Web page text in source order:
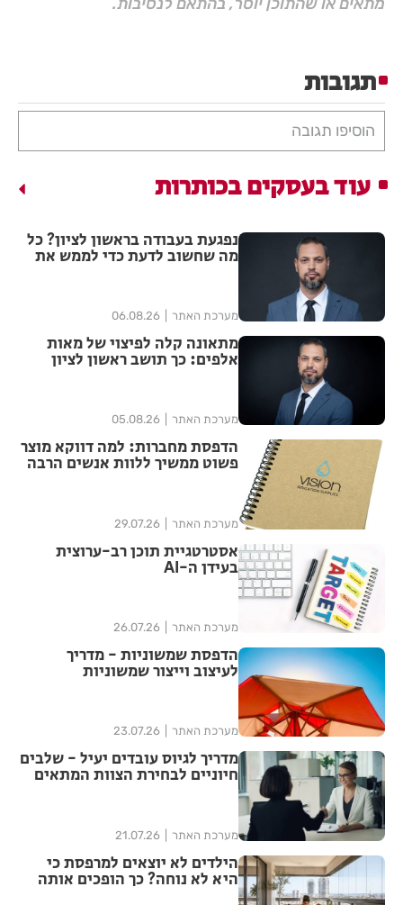
תגובות
הוסיפו תגובה
עוד בעסקים בכותרות
נפגעת בעבודה בראשון לציון? כל
מה שחשוב לדעת כדי לממש את
מערכת האתר 06.08.26
מתאונה קלה לפיצוי של מאות
אלפים: כך תושב ראשון לציון
מערכת האתר 05.08.26
הדפסת מחברות: למה דווקא מוצר
פשוט ממשיך ללוות אנשים הרבה
מערכת האתר 29.07.26
אסטרטגיית תוכן רב-ערוצית
בעידן ה-AI
מערכת האתר 26.07.26
הדפסת שמשוניות - מדריך
לעיצוב וייצור שמשוניות
מערכת האתר 23.07.26
מדריך לגיוס עובדים יעיל - שלבים
חיוניים לבחירת הצוות המתאים
מערכת האתר 21.07.26
הילדים לא יוצאים למרפסת כי
היא לא נוחה? כך הופכים אותה